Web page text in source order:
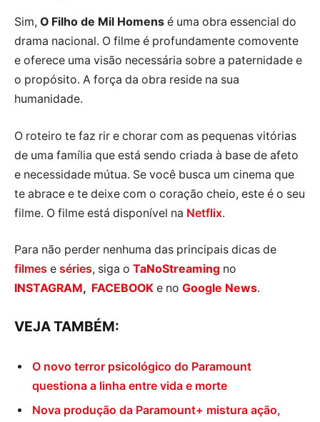
Sim, O Filho de Mil Homens é uma obra essencial do
drama nacional. O filme é profundamente comovente
e oferece uma visão necessária sobre a paternidade e
o propósito. A força da obra reside na sua
humanidade.
O roteiro te faz rir e chorar com as pequenas vitórias
de uma família que está sendo criada à base de afeto
e necessidade mútua. Se você busca um cinema que
te abrace e te deixe com o coração cheio, este é o seu
filme. O filme está disponível na Netflix.
Para não perder nenhuma das principais dicas de
filmes e séries, siga o TaNoStreaming no
INSTAGRAM, FACEBOOK e no Google News.
VEJA TAMBÉM:
O novo terror psicológico do Paramount
questiona a linha entre vida e morte
Nova produção da Paramount+ mistura ação,